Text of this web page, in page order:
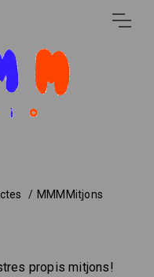
MMMMitjons
propis mitjons!